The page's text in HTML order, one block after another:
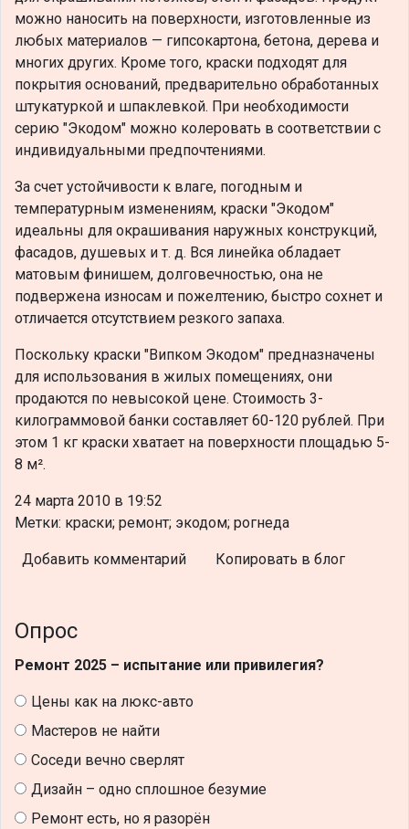
можно наносить на поверхности, изготовленные из
любых материалов — гипсокартона, бетона, дерева и
многих других. Кроме того, краски подходят для
покрытия оснований, предварительно обработанных
штукатуркой и шпаклевкой. При необходимости
серию "Экодом" можно колеровать в соответствии с
индивидуальными предпочтениями.
За счет устойчивости к влаге, погодным и
температурным изменениям, краски "Экодом"
идеальны для окрашивания наружных конструкций,
фасадов, душевых и т. д. Вся линейка обладает
матовым финишем, долговечностью, она не
подвержена износам и пожелтению, быстро сохнет и
отличается отсутствием резкого запаха.
Поскольку краски "Випком Экодом" предназначены
для использования в жилых помещениях, они
продаются по невысокой цене. Стоимость 3-
килограммовой банки составляет 60-120 рублей. При
этом 1 кг краски хватает на поверхности площадью 5-
8 м².
24 марта 2010 в 19:52
Метки: краски; ремонт; экодом; рогнеда
Добавить комментарий Копировать в блог
Опрос
Ремонт 2025 – испытание или привилегия?
Цены как на люкс-авто
Мастеров не найти
Соседи вечно сверлят
Дизайн – одно сплошное безумие
Ремонт есть, но я разорён